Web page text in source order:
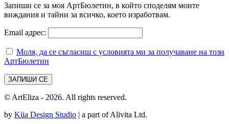
Запиши се за моя АртБюлетин, в който споделям моите
виждания и тайни за всичко, което изработвам.
Email адрес:
Моля, да се съгласиш с условията ми за получаване на този
АртБюлетин
© ArtEliza - 2026. All rights reserved.
by Kiia Design Studio | a part of Alivita Ltd.